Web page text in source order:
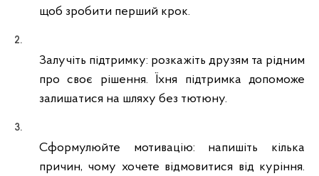
щоб зробити перший крок.
Залучіть підтримку: розкажіть друзям та рідним
про своє рішення. Їхня підтримка допоможе
залишатися на шляху без тютюну.
Сформулюйте мотивацію: напишіть кілька
причин, чому хочете відмовитися від куріння.